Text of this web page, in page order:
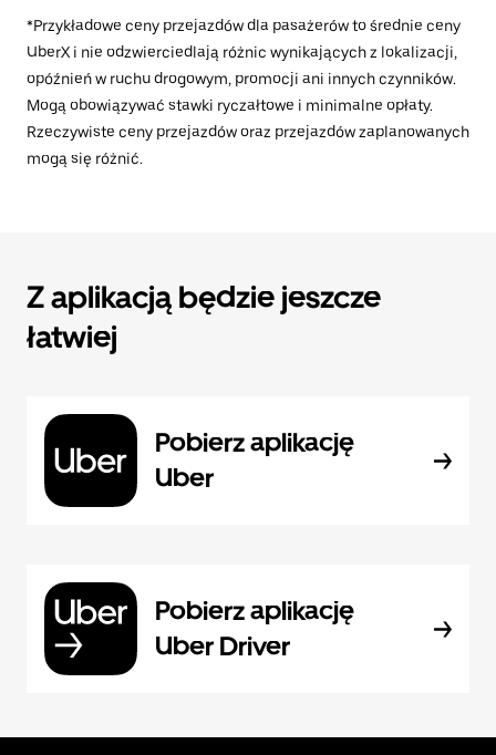
*Przykładowe ceny przejazdów dla pasażerów to średnie ceny
UberX i nie odzwierciedlają różnic wynikających z lokalizacji,
opóźnień w ruchu drogowym, promocji ani innych czynników.
Mogą obowiązywać stawki ryczałtowe i minimalne opłaty.
Rzeczywiste ceny przejazdów oraz przejazdów zaplanowanych
mogą się różnić.
Z aplikacją będzie jeszcze
łatwiej
Pobierz aplikację
Uber
Pobierz aplikację
Uber Driver